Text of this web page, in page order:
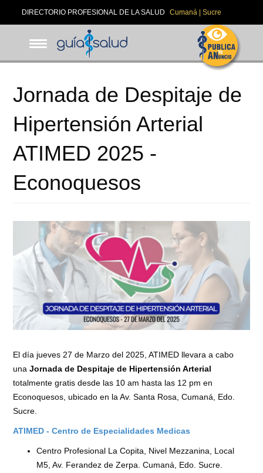
DIRECTORIO PROFESIONAL DE LA SALUD Cumaná | Sucre
Jornada de Despitaje de
Hipertensión Arterial
ATIMED 2025 -
Econoquesos
El día jueves 27 de Marzo del 2025, ATIMED llevara a cabo
unaJornada de Despitaje de Hipertensión Arterial
totalmente gratis desde las 10 am hasta las 12 pm en
Econoquesos, ubicado en la Av. Santa Rosa, Cumaná, Edo.
Sucre.
ATIMED - Centro de Especialidades Medicas
Centro Profesional La Copita, Nivel Mezzanina, Local
M5, Av. Ferandez de Zerpa. Cumaná, Edo. Sucre.